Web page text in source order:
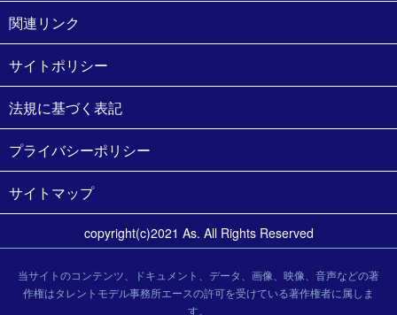
関連リンク
サイトポリシー
法規に基づく表記
プライバシーポリシー
サイトマップ
copyright(c)2021 As. All Rights Reserved
当サイトのコンテンツ、ドキュメント、データ、画像、映像、音声などの著
作権はタレントモデル事務所エースの許可を受けている著作権者に属しま
す。